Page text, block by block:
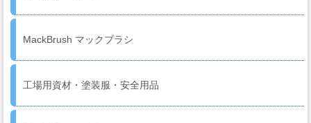
ラ
シ
ン
MackBrush マックブラシ
工場用資材・塗装服・安全用品